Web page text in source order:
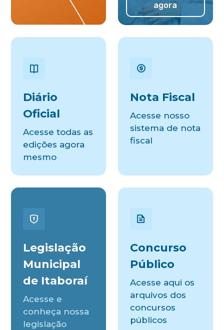
agora
Diário
Oficial
Acesse todas as
edições agora
mesmo
Nota Fiscal
Acesse nosso
sistema de nota
fiscal
Legislação
Municipal
de Itaboraí
Acesse e
conheça nossa
legislação
Concurso
Público
Acesse aqui os
arquivos dos
concursos
públicos